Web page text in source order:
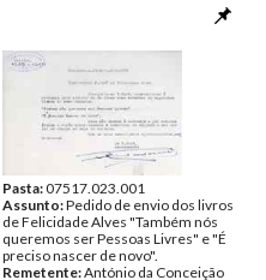
Pasta:07517.023.001
Assunto:Pedido de envio dos livros
de Felicidade Alves "Também nós
queremos ser Pessoas Livres" e "É
preciso nascer de novo".
Remetente:António da Conceição